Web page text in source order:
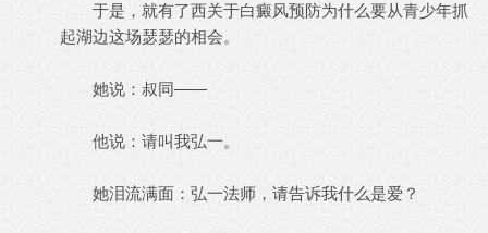
于是，就有了西关于白癜风预防为什么要从青少年抓
起湖边这场瑟瑟的相会。
她说：叔同——
他说：请叫我弘一。
她泪流满面：弘一法师，请告诉我什么是爱？